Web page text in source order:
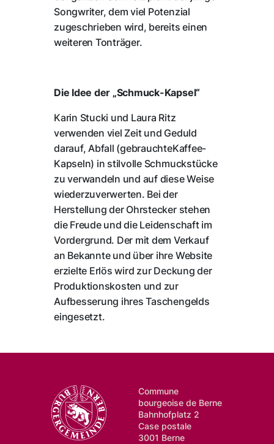
Songwriter, dem viel Potenzial
zugeschrieben wird, bereits einen
weiteren Tonträger.
Die Idee der „Schmuck-Kapsel“
Karin Stucki und Laura Ritz
verwenden viel Zeit und Geduld
darauf, Abfall (gebrauchteKaffee-
Kapseln) in stilvolle Schmuckstücke
zu verwandeln und auf diese Weise
wiederzuverwerten. Bei der
Herstellung der Ohrstecker stehen
die Freude und die Leidenschaft im
Vordergrund. Der mit dem Verkauf
an Bekannte und über ihre Website
erzielte Erlös wird zur Deckung der
Produktionskosten und zur
Aufbesserung ihres Taschengelds
eingesetzt.
Commune
bourgeoise de Berne
Bahnhofplatz 2
Case postale
3001 Berne